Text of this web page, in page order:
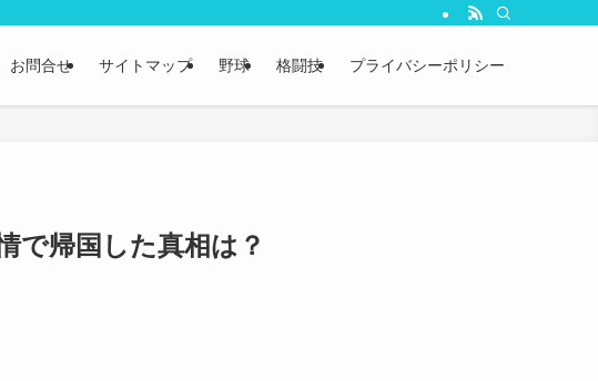
お問合せ サイトマップ 野球 格闘技 プライバシーポリシー
で帰国した真相は？